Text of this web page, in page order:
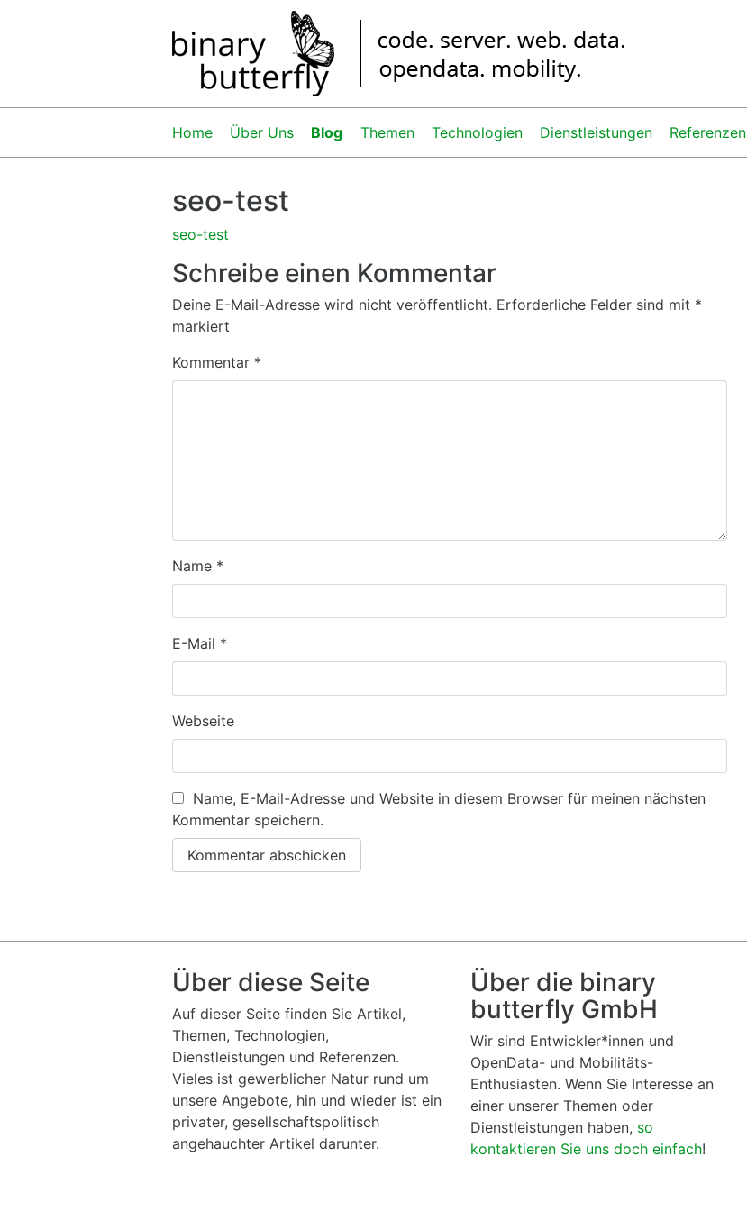
Home Über Uns Blog Themen Technologien Dienstleistungen Referenzen
seo-test
seo-test
Schreibe einen Kommentar
Deine E-Mail-Adresse wird nicht veröffentlicht. Erforderliche Felder sind mit *
markiert
Kommentar *
Name *
E-Mail *
Webseite
Name, E-Mail-Adresse und Website in diesem Browser für meinen nächsten
Kommentar speichern.
Über diese Seite
Auf dieser Seite finden Sie Artikel,
Themen, Technologien,
Dienstleistungen und Referenzen.
Vieles ist gewerblicher Natur rund um
unsere Angebote, hin und wieder ist ein
privater, gesellschaftspolitisch
angehauchter Artikel darunter.
Über die binary
butterfly GmbH
Wir sind Entwickler*innen und
OpenData- und Mobilitäts-
Enthusiasten. Wenn Sie Interesse an
einer unserer Themen oder
Dienstleistungen haben, so
kontaktieren Sie uns doch einfach!